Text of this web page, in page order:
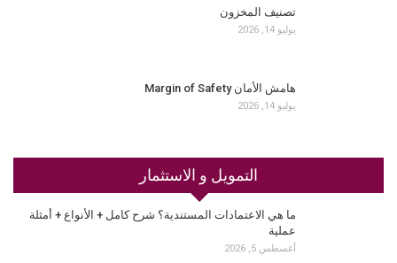
تصنيف المخزون
يوليو 14, 2026
هامش الأمان Margin of Safety
يوليو 14, 2026
التمويل و الاستثمار
ما هي الاعتمادات المستندية؟ شرح كامل + الأنواع + أمثلة
عملية
أغسطس 5, 2026